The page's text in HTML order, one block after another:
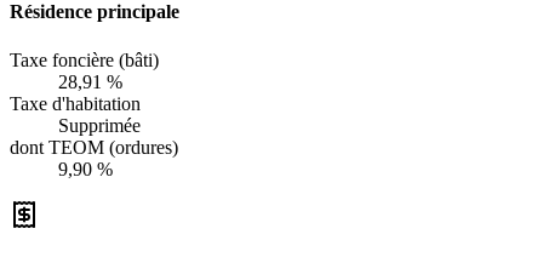
Résidence principale
Taxe foncière (bâti)
28,91 %
Taxe d'habitation
Supprimée
dont TEOM (ordures)
9,90 %